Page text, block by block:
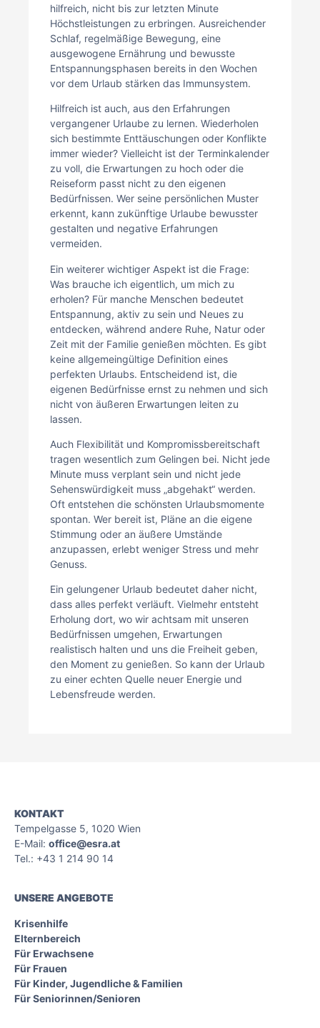
hilfreich, nicht bis zur letzten Minute
Höchstleistungen zu erbringen. Ausreichender
Schlaf, regelmäßige Bewegung, eine
ausgewogene Ernährung und bewusste
Entspannungsphasen bereits in den Wochen
vor dem Urlaub stärken das Immunsystem.
Hilfreich ist auch, aus den Erfahrungen
vergangener Urlaube zu lernen. Wiederholen
sich bestimmte Enttäuschungen oder Konflikte
immer wieder? Vielleicht ist der Terminkalender
zu voll, die Erwartungen zu hoch oder die
Reiseform passt nicht zu den eigenen
Bedürfnissen. Wer seine persönlichen Muster
erkennt, kann zukünftige Urlaube bewusster
gestalten und negative Erfahrungen
vermeiden.
Ein weiterer wichtiger Aspekt ist die Frage:
Was brauche ich eigentlich, um mich zu
erholen? Für manche Menschen bedeutet
Entspannung, aktiv zu sein und Neues zu
entdecken, während andere Ruhe, Natur oder
Zeit mit der Familie genießen möchten. Es gibt
keine allgemeingültige Definition eines
perfekten Urlaubs. Entscheidend ist, die
eigenen Bedürfnisse ernst zu nehmen und sich
nicht von äußeren Erwartungen leiten zu
lassen.
Auch Flexibilität und Kompromissbereitschaft
tragen wesentlich zum Gelingen bei. Nicht jede
Minute muss verplant sein und nicht jede
Sehenswürdigkeit muss „abgehakt“ werden.
Oft entstehen die schönsten Urlaubsmomente
spontan. Wer bereit ist, Pläne an die eigene
Stimmung oder an äußere Umstände
anzupassen, erlebt weniger Stress und mehr
Genuss.
Ein gelungener Urlaub bedeutet daher nicht,
dass alles perfekt verläuft. Vielmehr entsteht
Erholung dort, wo wir achtsam mit unseren
Bedürfnissen umgehen, Erwartungen
realistisch halten und uns die Freiheit geben,
den Moment zu genießen. So kann der Urlaub
zu einer echten Quelle neuer Energie und
Lebensfreude werden.
KONTAKT
Tempelgasse 5, 1020 Wien
E-Mail: office@esra.at
Tel.: +43 1 214 90 14
UNSERE ANGEBOTE
Krisenhilfe
Elternbereich
Für Erwachsene
Für Frauen
Für Kinder, Jugendliche & Familien
Für Seniorinnen/Senioren